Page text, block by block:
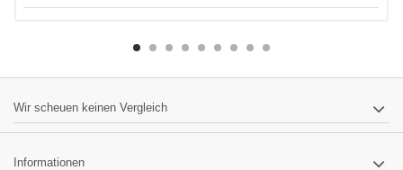
Wir scheuen keinen Vergleich
Informationen